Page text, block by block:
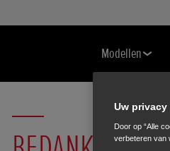
Modellen
Uw privacy
Door op “Alle
verbeteren van